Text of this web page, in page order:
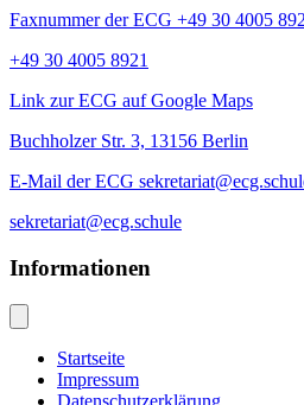
Faxnummer der ECG +49 30 4005
+49 30 4005 8921
Link zur ECG auf Google Maps
Buchholzer Str. 3, 13156 Berlin
E-Mail der ECG
sekretariat@ecg.schule
Informationen
Startseite
Impressum
Datenschutzerklärung